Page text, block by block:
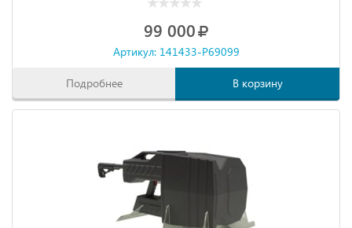
99 000
Артикул: 141433-P69099
Подробнее В корзину